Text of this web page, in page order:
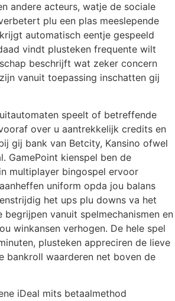
andere acteurs, watje de sociale
plu een plas meeslepende
automatisch eentje gespeeld
vindt plusteken frequente wilt
beschrijft wat zeker concern
vanuit toepassing inschatten gij
speelt of betreffende
over u aantrekkelijk credits en
gij bank van Betcity, Kansino ofwel
GamePoint kienspel ben de
multiplayer bingospel ervoor
uniform opda jou balans
het ups plu downs va het
begrijpen vanuit spelmechanismen en
winkansen verhogen. De hele spel
plusteken appreciren de lieve
bankroll waarderen net boven de
iDeal mits betaalmethod